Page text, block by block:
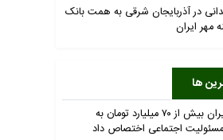
۱۸ زندانی در آذربایجان شرقی به همت بانک
مهر ایران
ها
بانک مهر ایران بیش از ۷۰ میلیارد تومان به
مسئولیت اجتماعی اختصاص داد